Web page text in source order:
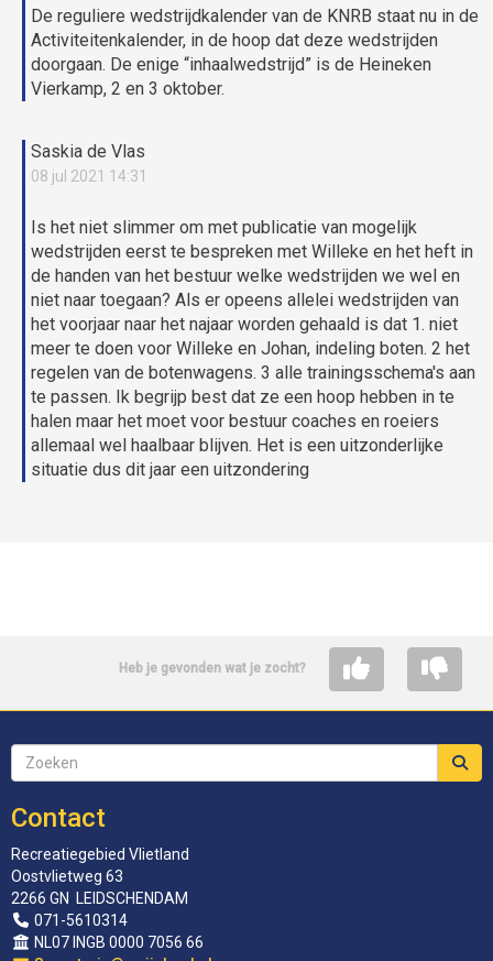
De reguliere wedstrijdkalender van de KNRB staat nu in de
Activiteitenkalender, in de hoop dat deze wedstrijden
doorgaan. De enige “inhaalwedstrijd” is de Heineken
Vierkamp, 2 en 3 oktober.
Saskia de Vlas
08 jul 2021 14:31
Is het niet slimmer om met publicatie van mogelijk
wedstrijden eerst te bespreken met Willeke en het heft in
de handen van het bestuur welke wedstrijden we wel en
niet naar toegaan? Als er opeens allelei wedstrijden van
het voorjaar naar het najaar worden gehaald is dat 1. niet
meer te doen voor Willeke en Johan, indeling boten. 2 het
regelen van de botenwagens. 3 alle trainingsschema's aan
te passen. Ik begrijp best dat ze een hoop hebben in te
halen maar het moet voor bestuur coaches en roeiers
allemaal wel haalbaar blijven. Het is een uitzonderlijke
situatie dus dit jaar een uitzondering
Heb je gevonden wat je zocht?
Contact
Recreatiegebied Vlietland
Oostvlietweg 63
2266 GN LEIDSCHENDAM
071-5610314
NL07 INGB 0000 7056 66